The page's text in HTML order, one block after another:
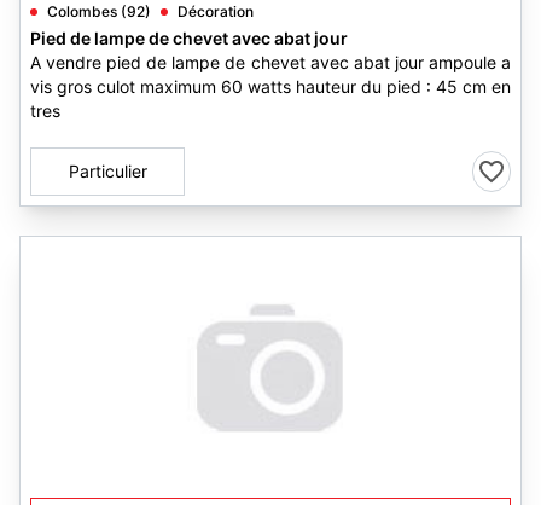
Colombes (92) Décoration
Pied de lampe de chevet avec abat jour
A vendre pied de lampe de chevet avec abat jour ampoule a
vis gros culot maximum 60 watts hauteur du pied : 45 cm en
tres
Particulier